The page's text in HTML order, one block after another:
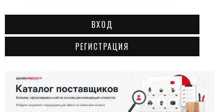
ВХОД
РЕГИСТРАЦИЯ